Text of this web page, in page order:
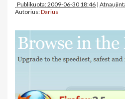
Publikuota: 2009-06-30 18:46 |
Autorius:Darius